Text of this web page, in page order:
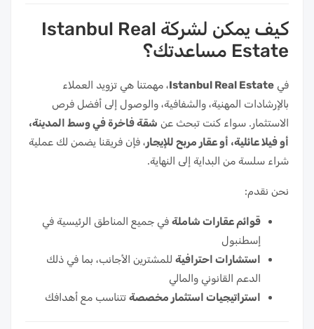
كيف يمكن لشركة Istanbul Real
Estate مساعدتك؟
في Istanbul Real Estate، مهمتنا هي تزويد العملاء
بالإرشادات المهنية، والشفافية، والوصول إلى أفضل فرص
الاستثمار. سواء كنت تبحث عن شقة فاخرة في وسط المدينة،
أو فيلا عائلية، أو عقار مربح للإيجار، فإن فريقنا يضمن لك عملية
شراء سلسة من البداية إلى النهاية.
نحن نقدم:
قوائم عقارات شاملة في جميع المناطق الرئيسية في
إسطنبول
استشارات احترافية للمشترين الأجانب، بما في ذلك
الدعم القانوني والمالي
استراتيجيات استثمار مخصصة تتناسب مع أهدافك